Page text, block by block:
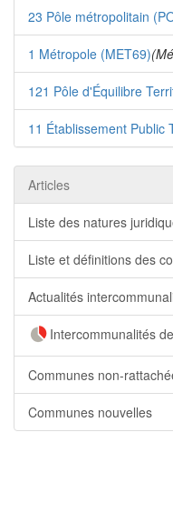
23 Pôle métropolitain
1 Métropole (MET69)
121 Pôle d'Équilibre
11 Établissement Public
Articles
Liste des natures
Liste et définitions des
Actualités
Intercommunalités
Communes non-
Communes nouvelles